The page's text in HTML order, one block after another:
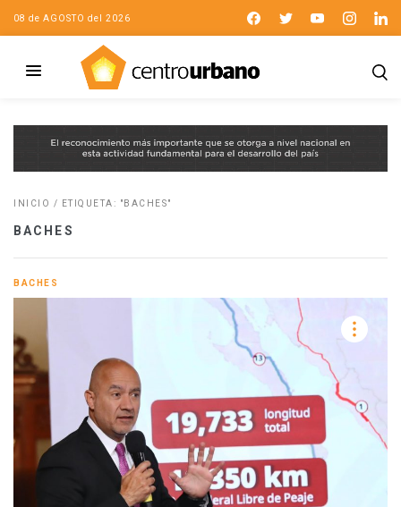
08 de AGOSTO del 2026
INICIO / ETIQUETA: "BACHES"
BACHES
BACHES